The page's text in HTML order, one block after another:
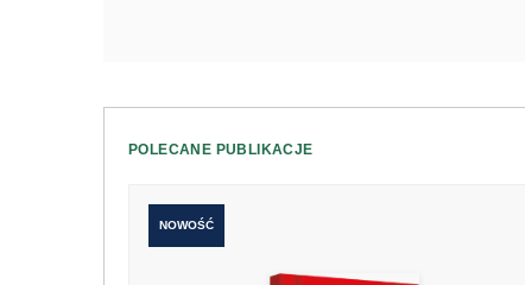
POLECANE PUBLIKACJE
NOWOŚĆ